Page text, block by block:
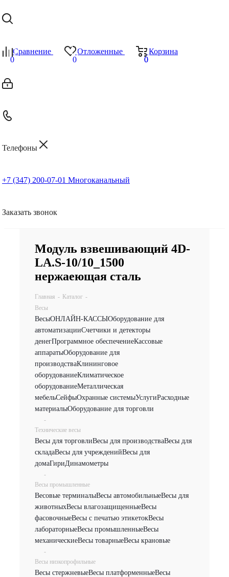
Сравнение
0
Отложенные
0
Корзина
0
0
Телефоны
+7 (347) 200-07-01 Многоканальный
Заказать звонок
Модуль взвешивающий 4D-
LA.S-10/10_1500
нержаеющая сталь
Главная - Каталог -
Весы
ВесыОНЛАЙН-КАССЫОборудование для
автоматизацииСчетчики и детекторы
денегПрограммное обеспечениеКассовые
аппаратыОборудование для
производстваКлининговое
оборудованиеКлиматическое
оборудованиеМеталлическая
мебельСейфыОхранные системыУслугиРасходные
материалыОборудование для торговли
-
Технические весы
Весы для торговлиВесы для производстваВесы для
складаВесы для учрежденийВесы для
домаГириДинамометры
-
Весы промышленные
Весовые терминалыВесы автомобильныеВесы для
животныхВесы влагозащищенныеВесы
фасовочныеВесы с печатью этикетокВесы
лабораторныеВесы промышленныеВесы
механическиеВесы товарныеВесы крановые
-
Весы низкопрофильные
Весы стержневыеВесы платформенныеВесы